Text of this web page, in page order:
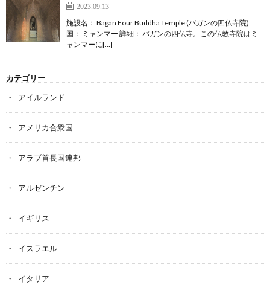
2023.09.13
施設名： Bagan Four Buddha Temple (バガンの四仏寺院)
国： ミャンマー 詳細： バガンの四仏寺。この仏教寺院はミ
ャンマーに[…]
カテゴリー
アイルランド
アメリカ合衆国
アラブ首長国連邦
アルゼンチン
イギリス
イスラエル
イタリア